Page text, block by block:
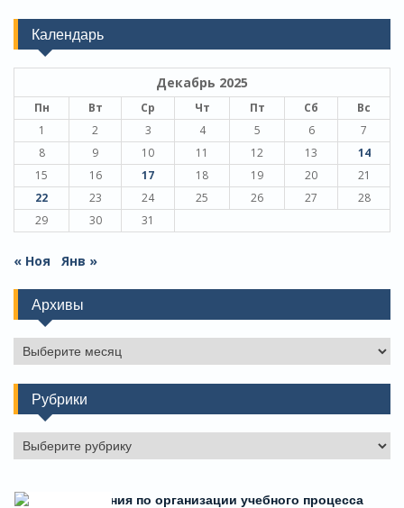
Календарь
Декабрь 2025
Пн Вт Ср Чт Пт Сб
Вс
1
2 3 4 5 6
7
8
9 10 11 12 13
14
15
16 17 18 19 20
21
22
23 24 25 26 27
28
29
30 31
« Ноя Янв »
Архивы
Архивы
Рубрики
Рубрики
Есть предложения по организации учебного процесса